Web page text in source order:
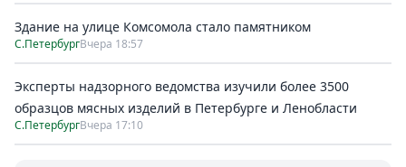
Здание на улице Комсомола стало памятником
С.ПетербургВчера 18:57
Эксперты надзорного ведомства изучили более 3500
образцов мясных изделий в Петербурге и Ленобласти
С.ПетербургВчера 17:10